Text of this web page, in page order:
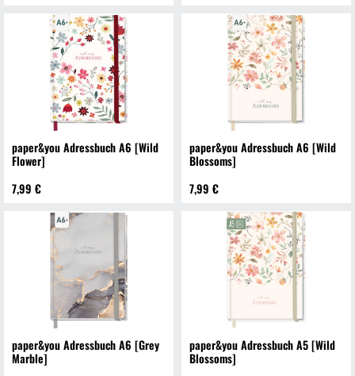
paper&you Adressbuch A6 [Wild
Flower]
7,99 €
paper&you Adressbuch A6 [Wild
Blossoms]
7,99 €
paper&you Adressbuch A6 [Grey
Marble]
paper&you Adressbuch A5 [Wild
Blossoms]